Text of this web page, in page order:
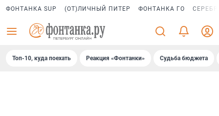
ФОНТАНКА SUP (ОТ)ЛИЧНЫЙ ПИТЕР ФОНТАНКА ГО
Топ-10, куда поехать Реакция «Фонтанки» Судьба бюджета